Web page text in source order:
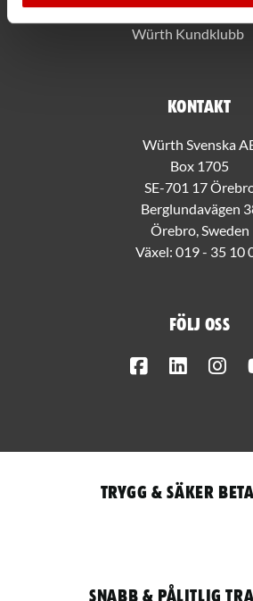
Jobba hos oss
Würth Kundklubb
Kontakt
Würth Svenska
Box 1705
SE-701 17
Berglundavägen
Örebro, Sweden
Växel: 019 - 35 10
Följ oss
Facebook
Trygg & säker
Snabb & pålitlig